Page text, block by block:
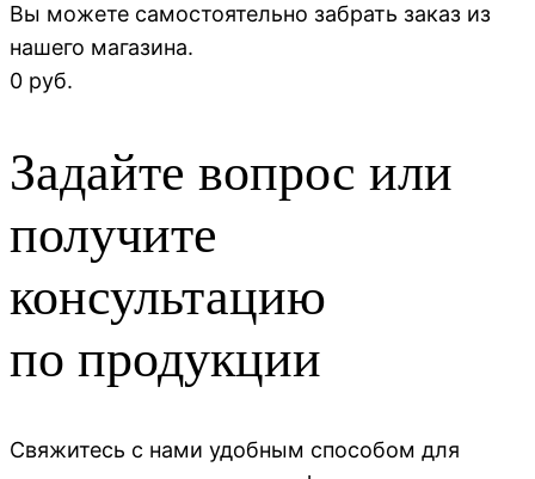
Вы можете самостоятельно забрать заказ из
нашего магазина.
0 руб.
Задайте вопрос или
получите
консультацию
по продукции
Свяжитесь с нами удобным способом для